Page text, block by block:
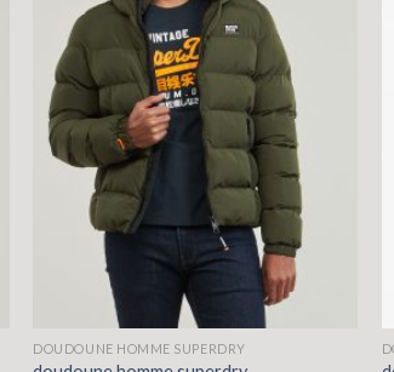
DOUDOUNE HOMME SUPERDRY